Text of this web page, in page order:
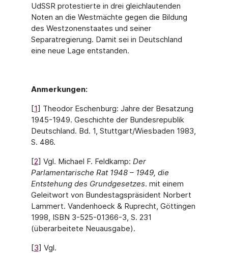
UdSSR protestierte in drei gleich­lautenden
Noten an die Westmächte gegen die Bildung
des Westzonenstaates und seiner
Separatregierung. Damit sei in Deutschland
eine neue Lage entstanden.
Anmerkungen:
[1] Theodor Eschenburg: Jahre der Besatzung
1945-1949. Geschichte der Bundesrepublik
Deutschland. Bd. 1, Stuttgart/Wiesbaden 1983,
S. 486.
[2] Vgl. Michael F. Feldkamp: Der
Parlamentarische Rat 1948 – 1949, die
Entstehung des Grundgesetzes. mit einem
Geleitwort von Bundestagspräsident Norbert
Lammert. Vandenhoeck & Ruprecht, Göttingen
1998, ISBN 3-525-01366-3, S. 231
(überarbeitete Neuausgabe).
[3] Vgl.